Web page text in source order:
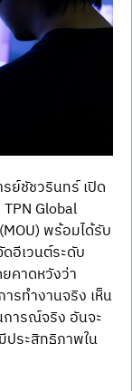
ย์ชัชวรินทร์ เปิด
Global
พร้อมได้รับ
อีเวนต์ระดับ
คาดหวังว่า
รทำงานจริง เห็น
ารณ์จริง อันจะ
ระสิทธิภาพใน